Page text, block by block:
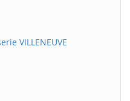
VILLENEUVE